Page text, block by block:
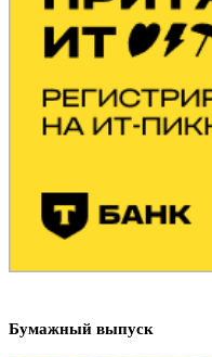
Бумажный выпуск